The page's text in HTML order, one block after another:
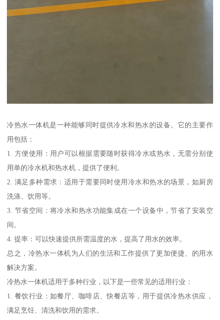
冷热水一体机是一种能够同时提供冷水和热水的设备。它的主要作
用包括：
1. 方便使用：用户可以根据需要随时获得冷水或热水，无需分别使
用单的冷水机和热水机，提供了便利。
2. 满足多种需求：适用于需要同时使用冷水和热水的场景，如厨房
洗涤、饮用等。
3. 节省空间：将冷水和热水功能集成在一个设备中，节省了安装空
间。
4. 提率：可以快速提供所需温度的水，提高了用水的效率。
总之，冷热水一体机为人们的生活和工作提供了更加便捷、的用水
解决方案。
冷热水一体机适用于多种行业，以下是一些常见的适用行业：
1. 餐饮行业：如餐厅、咖啡店、快餐店等，用于提供冷热水供应，
满足烹饪、清洗和饮用的需求。